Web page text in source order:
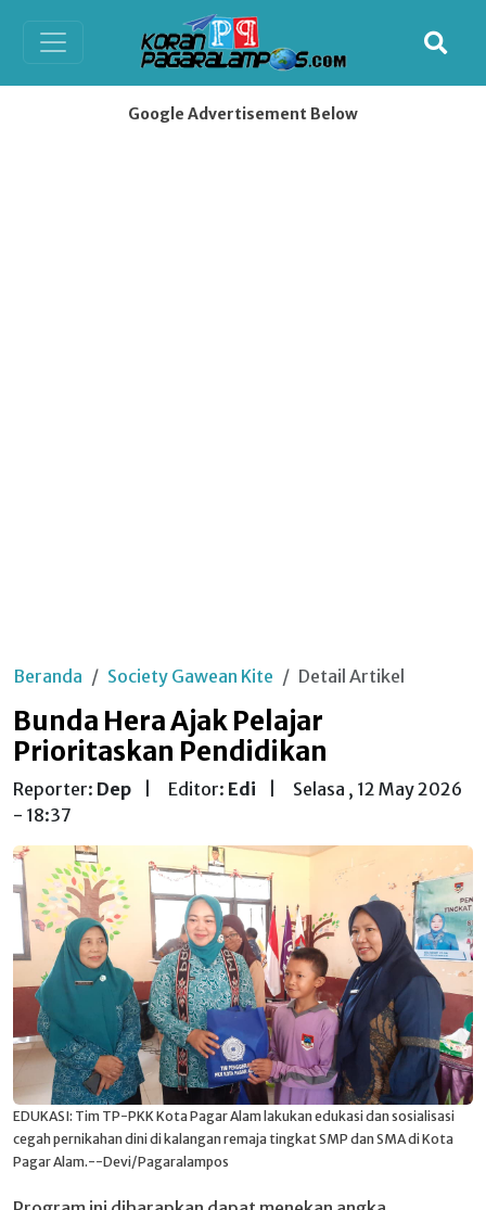
Google Advertisement Below
Beranda Society Gawean Kite Detail Artikel
Bunda Hera Ajak Pelajar
Prioritaskan Pendidikan
Reporter: Dep Editor: Edi
Selasa , 12 May 2026
- 18:37
EDUKASI: Tim TP-PKK Kota Pagar Alam lakukan edukasi dan sosialisasi
cegah pernikahan dini di kalangan remaja tingkat SMP dan SMA di Kota
Pagar Alam.--Devi/Pagaralampos